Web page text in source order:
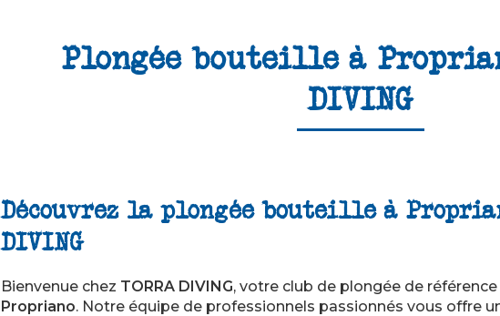
Plongée bouteille à
DIVING
Découvrez la plongée bouteille à
DIVING
Bienvenue chez TORRA DIVING, votre club de plongée de
Propriano. Notre équipe de professionnels passionnés vous offre